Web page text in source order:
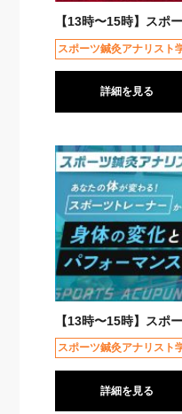
【13時〜15時】スポ
スポーツ鍼灸アナリスト
詳細を見る
【13時〜15時】スポ
スポーツ鍼灸アナリスト
詳細を見る